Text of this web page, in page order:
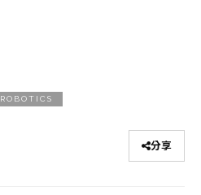
ROBOTICS
分享